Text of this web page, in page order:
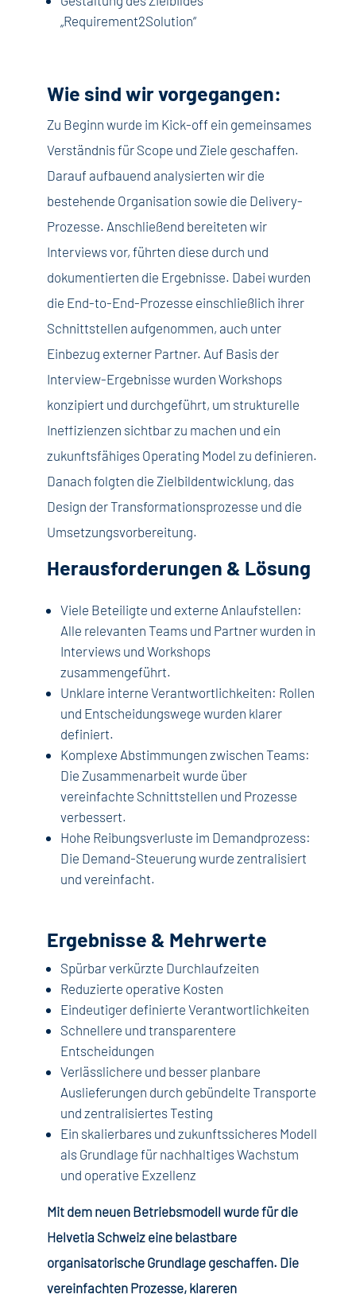
„Requirement2Solution“
Wie sind wir vorgegangen:
Zu Beginn wurde im Kick-off ein gemeinsames
Verständnis für Scope und Ziele geschaffen.
Darauf aufbauend analysierten wir die
bestehende Organisation sowie die Delivery-
Prozesse. Anschließend bereiteten wir
Interviews vor, führten diese durch und
dokumentierten die Ergebnisse. Dabei wurden
die End-to-End-Prozesse einschließlich ihrer
Schnittstellen aufgenommen, auch unter
Einbezug externer Partner. Auf Basis der
Interview-Ergebnisse wurden Workshops
konzipiert und durchgeführt, um strukturelle
Ineffizienzen sichtbar zu machen und ein
zukunftsfähiges Operating Model zu definieren.
Danach folgten die Zielbildentwicklung, das
Design der Transformationsprozesse und die
Umsetzungsvorbereitung.
Herausforderungen & Lösung
Viele Beteiligte und externe Anlaufstellen:
Alle relevanten Teams und Partner wurden in
Interviews und Workshops
zusammengeführt.
Unklare interne Verantwortlichkeiten: Rollen
und Entscheidungswege wurden klarer
definiert.
Komplexe Abstimmungen zwischen Teams:
Die Zusammenarbeit wurde über
vereinfachte Schnittstellen und Prozesse
verbessert.
Hohe Reibungsverluste im Demandprozess:
Die Demand-Steuerung wurde zentralisiert
und vereinfacht.
Ergebnisse & Mehrwerte
Spürbar verkürzte Durchlaufzeiten
Reduzierte operative Kosten
Eindeutiger definierte Verantwortlichkeiten
Schnellere und transparentere
Entscheidungen
Verlässlichere und besser planbare
Auslieferungen durch gebündelte Transporte
und zentralisiertes Testing
Ein skalierbares und zukunftssicheres Modell
als Grundlage für nachhaltiges Wachstum
und operative Exzellenz
Mit dem neuen Betriebsmodell wurde für die
Helvetia Schweiz eine belastbare
organisatorische Grundlage geschaffen. Die
vereinfachten Prozesse, klareren